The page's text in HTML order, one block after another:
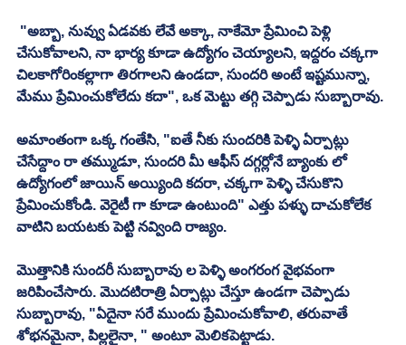
చేసుకోవాలని, నా భార్య కూడా ఉద్యోగం చెయ్యాలని, ఇద్దరం చక్కగా
చిలకాగోరింకల్లాగా తిరగాలని ఉండదా, సుందరి అంటే ఇష్టమున్నా,
మేము ప్రేమించుకోలేదు కదా", ఒక మెట్టు తగ్గి చెప్పాడు సుబ్బారావు.
అమాంతంగా ఒక్క గంతేసి, "ఐతే నీకు సుందరికి పెళ్ళి ఏర్పాట్లు
చేసేద్దాం రా తమ్ముడూ, సుందరి మీ ఆఫీస్ దగ్గర్లోనే బ్యాంకు లో
ఉద్యోగంలో జాయిన్ అయ్యింది కదరా, చక్కగా పెళ్ళి చేసుకొని
ప్రేమించుకోండి. వెరైటీ గా కూడా ఉంటుంది" ఎత్తు పళ్ళు దాచుకోలేక
వాటిని బయటకు పెట్టి నవ్వింది రాజ్యం.
మొత్తానికి సుందరీ సుబ్బారావు ల పెళ్ళి అంగరంగ వైభవంగా
జరిపించేసారు. మొదటిరాత్రి ఏర్పాట్లు చేస్తూ ఉండగా చెప్పాడు
సుబ్బారావు, "ఏదైనా సరే ముందు ప్రేమించుకోవాలి, తరువాతే
శోభనమైనా, పిల్లలైనా, " అంటూ మెలికపెట్టాడు.